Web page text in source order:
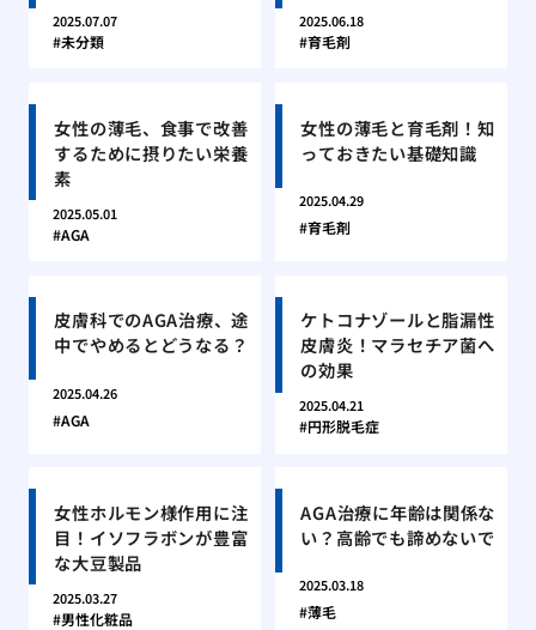
2025.07.07
未分類
2025.06.18
育毛剤
女性の薄毛、食事で改善
するために摂りたい栄養
素
2025.05.01
AGA
女性の薄毛と育毛剤！知
っておきたい基礎知識
2025.04.29
育毛剤
皮膚科でのAGA治療、途
中でやめるとどうなる？
2025.04.26
AGA
ケトコナゾールと脂漏性
皮膚炎！マラセチア菌へ
の効果
2025.04.21
円形脱毛症
女性ホルモン様作用に注
目！イソフラボンが豊富
な大豆製品
2025.03.27
男性化粧品
AGA治療に年齢は関係な
い？高齢でも諦めないで
2025.03.18
薄毛